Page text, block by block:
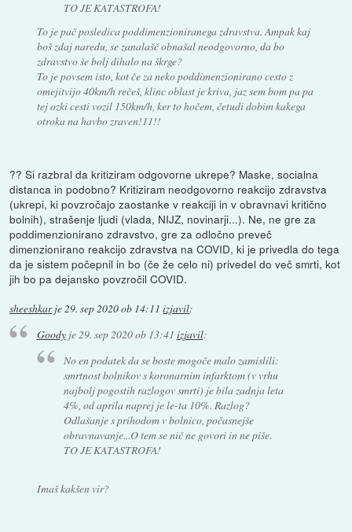
TO JE KATASTROFA!
To je pač posledica poddimenzioniranega zdravstva. Ampak kaj
boš zdaj naredu, se zanalašč obnašal neodgovorno, da bo
zdravstvo še bolj dihalo na škrge?
To je povsem isto, kot če za neko poddimenzionirano cesto z
omejitvijo 40km/h rečeš, klinc oblast je kriva, jaz sem bom pa pa
tej ozki cesti vozil 150km/h, ker to hočem, četudi dobim kakega
otroka na havbo zraven!11!!
?? Si razbral da kritiziram odgovorne ukrepe? Maske, socialna
distanca in podobno? Kritiziram neodgovorno reakcijo zdravstva
(ukrepi, ki povzročajo zaostanke v reakciji in v obravnavi kritično
bolnih), strašenje ljudi (vlada, NIJZ, novinarji...). Ne, ne gre za
poddimenzionirano zdravstvo, gre za odločno preveč
dimenzionirano reakcijo zdravstva na COVID, ki je privedla do tega
da je sistem počepnil in bo (če že celo ni) privedel do več smrti, kot
jih bo pa dejansko povzročil COVID.
sheeshkarje29. sep 2020 ob 14:11 izjavil:
Goodyje29. sep 2020 ob 13:41 izjavil:
No en podatek da se boste mogoče malo zamislili:
smrtnost bolnikov s koronarnim infarktom (v vrhu
najbolj pogostih razlogov smrti) je bila zadnja leta
4%, od aprila naprej je le-ta 10%. Razlog?
Odlašanje s prihodom v bolnico, počasnejše
obravnavanje...O tem se nič ne govori in ne piše.
TO JE KATASTROFA!
Imaš kakšen vir?